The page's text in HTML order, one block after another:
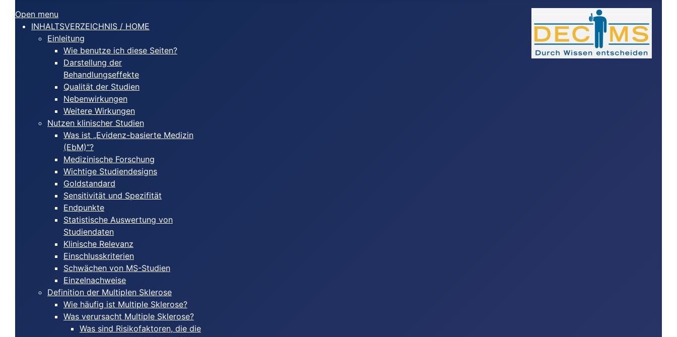
Open menu
INHALTSVERZEICHNIS / HOME
Einleitung
Wie benutze ich diese Seiten?
Darstellung der
Behandlungseffekte
Qualität der Studien
Nebenwirkungen
Weitere Wirkungen
Nutzen klinischer Studien
Was ist „Evidenz-basierte Medizin
(EbM)“?
Medizinische Forschung
Wichtige Studiendesigns
Goldstandard
Sensitivität und Spezifität
Endpunkte
Statistische Auswertung von
Studiendaten
Klinische Relevanz
Einschlusskriterien
Schwächen von MS-Studien
Einzelnachweise
Definition der Multiplen Sklerose
Wie häufig ist Multiple Sklerose?
Was verursacht Multiple Sklerose?
Was sind Risikofaktoren, die die